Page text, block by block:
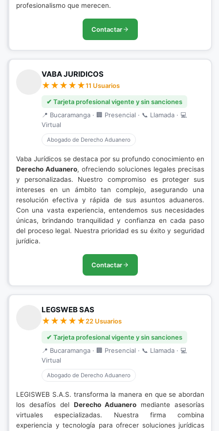
profesionalismo que merecen.
Contactar
VABA JURIDICOS
11 Usuarios
✔ Tarjeta profesional vigente y sin sanciones
📍 Bucaramanga · 🏢 Presencial · 📞 Llamada · 💻
Virtual
Abogado de Derecho Aduanero
Vaba Jurídicos se destaca por su profundo conocimiento en
Derecho Aduanero, ofreciendo soluciones legales precisas
y personalizadas. Nuestro compromiso es proteger sus
intereses en un ámbito tan complejo, asegurando una
resolución efectiva y rápida de sus asuntos aduaneros.
Con una vasta experiencia, entendemos sus necesidades
únicas, brindando tranquilidad y confianza en cada paso
del proceso legal. Nuestra prioridad es su éxito y seguridad
jurídica.
Contactar
LEGSWEB SAS
22 Usuarios
✔ Tarjeta profesional vigente y sin sanciones
📍 Bucaramanga · 🏢 Presencial · 📞 Llamada · 💻
Virtual
Abogado de Derecho Aduanero
LEGISWEB S.A.S. transforma la manera en que se abordan
los desafíos del Derecho Aduanero mediante asesorías
virtuales especializadas. Nuestra firma combina
experiencia y tecnología para ofrecer soluciones jurídicas